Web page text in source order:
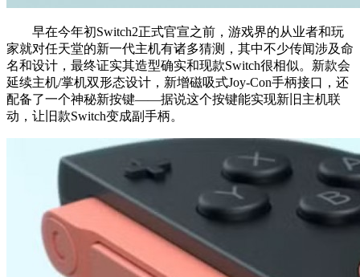
早在今年初Switch2正式官宣之前，游戏界的从业者和玩
家就对任天堂的新一代主机有诸多猜测，其中不少传闻涉及命
名和设计，最终证实其造型确实和现款Switch很相似。新款会
延续主机/掌机双形态设计，新增磁吸式Joy-Con手柄接口，还
配备了一个神秘新按键——据说这个按键能实现新旧主机联
动，让旧款Switch变成副手柄。